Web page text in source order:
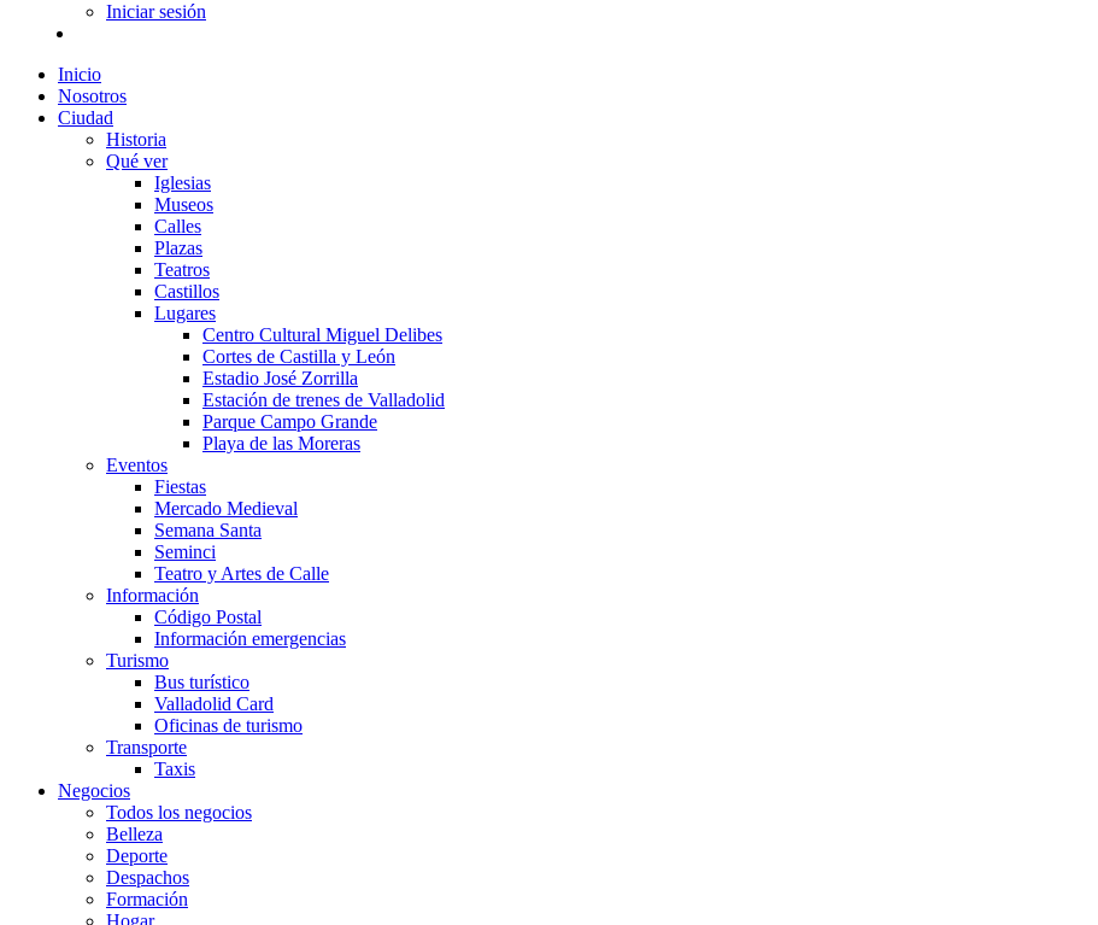
Iniciar sesión
Inicio
Nosotros
Ciudad
Historia
Qué ver
Iglesias
Museos
Calles
Plazas
Teatros
Castillos
Lugares
Centro Cultural Miguel Delibes
Cortes de Castilla y León
Estadio José Zorrilla
Estación de trenes de Valladolid
Parque Campo Grande
Playa de las Moreras
Eventos
Fiestas
Mercado Medieval
Semana Santa
Seminci
Teatro y Artes de Calle
Información
Código Postal
Información emergencias
Turismo
Bus turístico
Valladolid Card
Oficinas de turismo
Transporte
Taxis
Negocios
Todos los negocios
Belleza
Deporte
Despachos
Formación
Hogar